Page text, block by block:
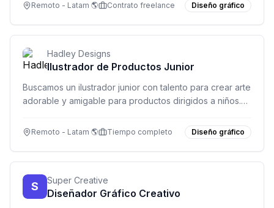
Remoto - Latam 🌎 Contrato freelance Diseño gráfico
Hadley Designs
Ilustrador de Productos Junior
Buscamos un ilustrador junior con talento para crear arte
adorable y amigable para productos dirigidos a niños.
cada mes.
Remoto - Latam 🌎 Tiempo completo Diseño gráfico
S Super Creative
Diseñador Gráfico Creativo